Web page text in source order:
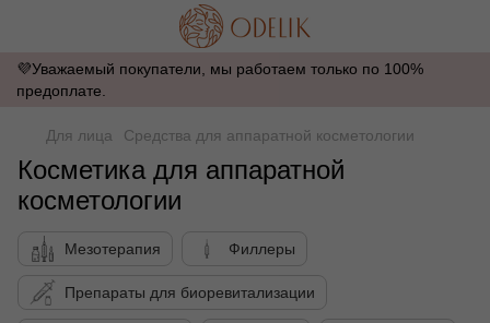
💜Уважаемый покупатели, мы работаем только по 100%
предоплате.
Для лица Средства для аппаратной косметологии
Косметика для аппаратной
косметологии
Мезотерапия Филлеры
Препараты для биоревитализации